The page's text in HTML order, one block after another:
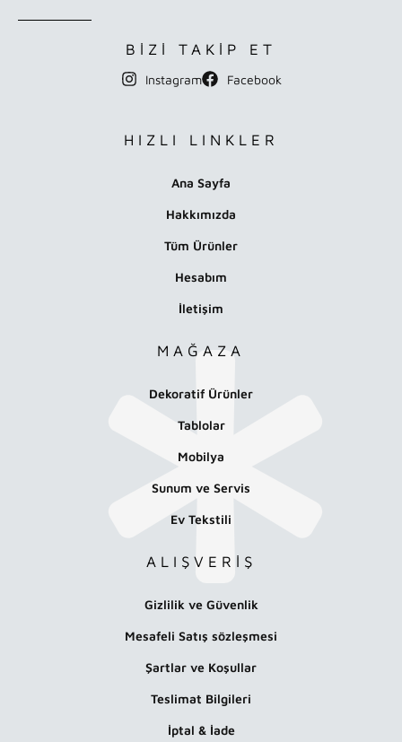
BİZİ TAKİP ET
Instagram Facebook
HIZLI LINKLER
Ana Sayfa
Hakkımızda
Tüm Ürünler
Hesabım
İletişim
MAĞAZA
Dekoratif Ürünler
Tablolar
Mobilya
Sunum ve Servis
Ev Tekstili
ALIŞVERİŞ
Gizlilik ve Güvenlik
Mesafeli Satış sözleşmesi
Şartlar ve Koşullar
Teslimat Bilgileri
İptal & İade